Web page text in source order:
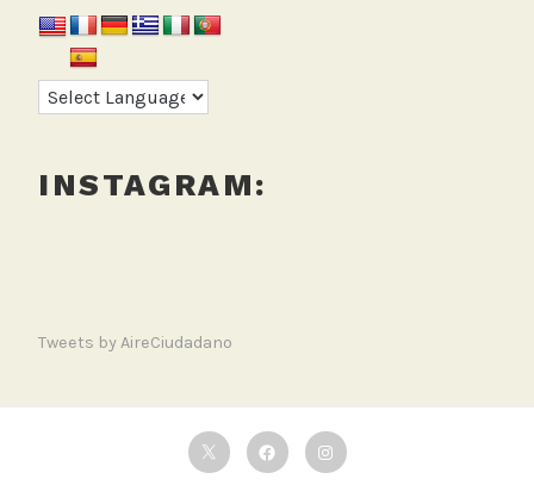
INSTAGRAM:
Tweets by AireCiudadano
TwitterFacebookInstagram